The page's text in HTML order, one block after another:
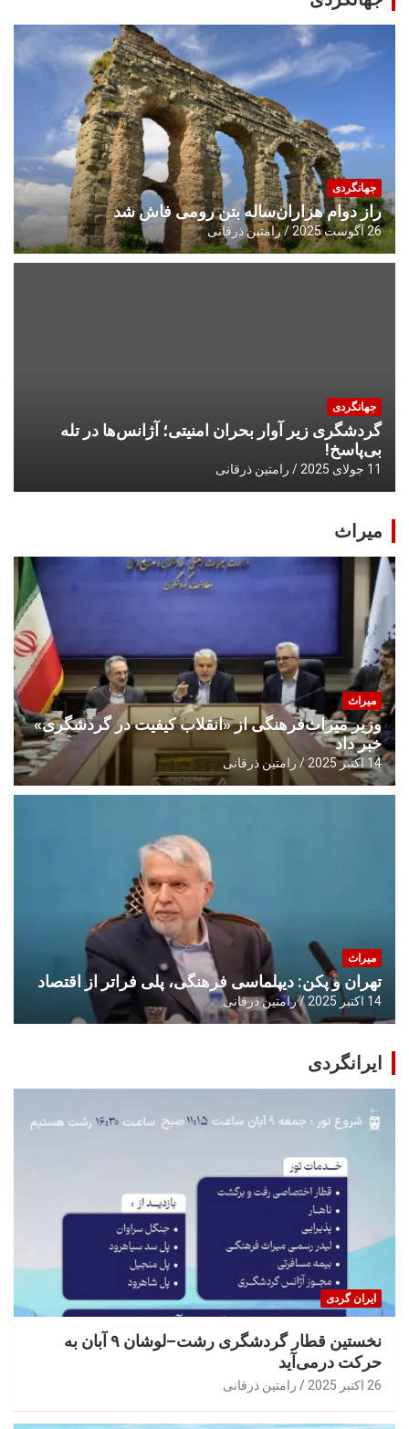
جهانگردی
راز دوام هزاران‌ساله بتن رومی فاش شد
26 آگوست 2025 رامتین ذرقانی
جهانگردی
گردشگری زیر آوار بحران امنیتی؛ آژانس‌ها در تله
بی‌پاسخ!
11 جولای 2025 رامتین ذرقانی
میراث
میراث
وزیر میراث‌فرهنگی از «انقلاب کیفیت در گردشگری»
خبر داد
14 اکتبر 2025 رامتین ذرقانی
میراث
تهران و پکن: دیپلماسی فرهنگی، پلی فراتر از اقتصاد
14 اکتبر 2025 رامتین ذرقانی
ایرانگردی
ایران گردی
نخستین قطار گردشگری رشت–لوشان ۹ آبان به
حرکت درمی‌آید
26 اکتبر 2025 رامتین ذرقانی